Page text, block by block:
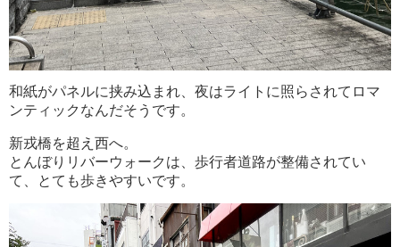
和紙がパネルに挟み込まれ、夜はライトに照らされてロマ
ンティックなんだそうです。
新戎橋を超え西へ。
とんぼりリバーウォークは、歩行者道路が整備されてい
て、とても歩きやすいです。